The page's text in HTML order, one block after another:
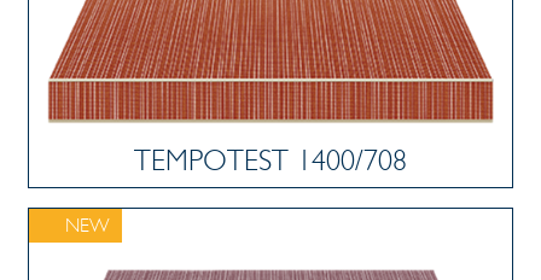
TEMPOTEST 1400/708
NEW